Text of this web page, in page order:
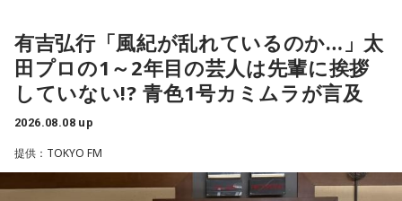
輝き、Jリーグ通算228試合出場93得点を挙げ、日本代表では
45試合出場で9ゴールを記録するなど活躍を見せ、1993年に
はW杯アジア地区最終予選にも出場しました。2002年に現役
を引退した後は、サッカー解説者としてメディアでの活動の
活かしながら幅広く活動しています。
◆福田正博がW杯ブラジル戦を総括
有吉弘行「風紀が乱れているのか…」太
田プロの1～2年目の芸人は先輩に挨拶
していない!? 青色1号カミムラが言及
2026.08.08 up
提供：TOKYO FM